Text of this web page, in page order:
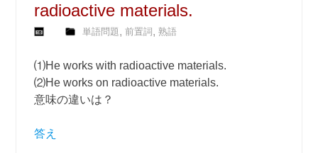
radioactive materials.
単語問題,前置詞 ,熟語
⑴He works with radioactive materials.
⑵He works on radioactive materials.
意味の違いは？
答え